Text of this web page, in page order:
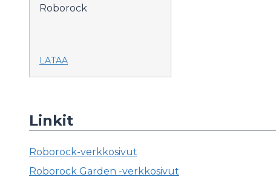
Roborock
LATAA
Linkit
Roborock-verkkosivut
Roborock Garden -verkkosivut